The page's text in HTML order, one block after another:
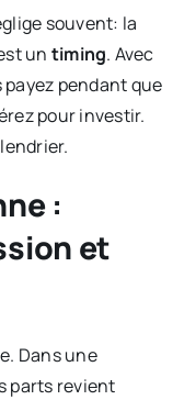
souvent: la
un timing. Avec
payez pendant que
pour investir.
:
et
Dans une
parts revient